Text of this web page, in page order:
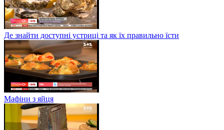
Де знайти доступні устриці та як їх правильно їсти
Мафіни з яйця